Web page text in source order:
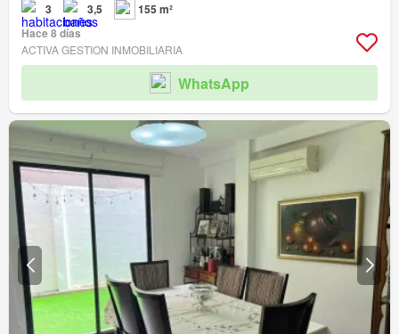
3 3,5
155 m²
Hace 8 días
ACTIVA GESTION INMOBILIARIA
WhatsApp